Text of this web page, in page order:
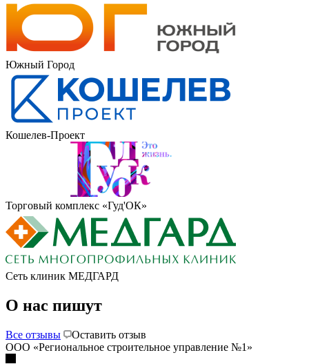
Южный Город
Кошелев-Проект
Торговый комплекс «Гуд'ОК»
Сеть клиник МЕДГАРД
О нас пишут
Все отзывы
Оставить отзыв
ООО «Региональное строительное управление №1»